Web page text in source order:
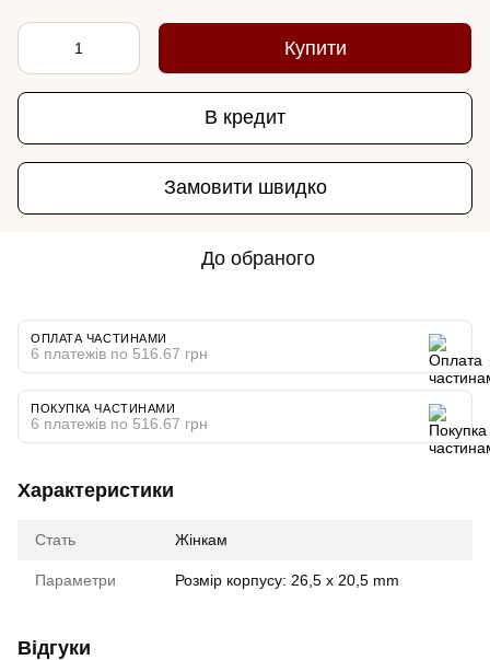
Купити
В кредит
Замовити швидко
До обраного
ОПЛАТА ЧАСТИНАМИ
6 платежів по 516.67 грн
ПОКУПКА ЧАСТИНАМИ
6 платежів по 516.67 грн
Характеристики
Стать Жінкам
Параметри Розмір корпусу: 26,5 x 20,5 mm
Відгуки